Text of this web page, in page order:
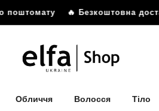
🔥 Безкоштовна
Обличчя Волосся Тіло